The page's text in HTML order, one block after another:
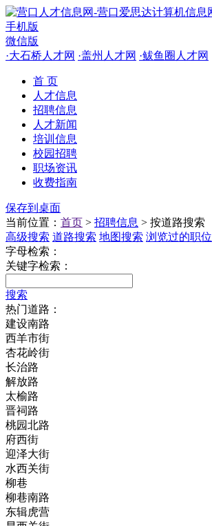
手机版
微信版
·大石桥人才网 ·盖州人才网 ·鲅鱼圈人才网
首 页
人才信息
招聘信息
人才新闻
培训信息
校园招聘
职场资讯
收费指南
保存到桌面
当前位置： 首页 > 招聘信息 > 按道路搜索
高级搜索 道路搜索 地图搜索 浏览过的职位
字母检索：
关键字检索：
搜索
热门道路：
建设南路
西羊市街
杏花岭街
长治路
解放路
太榆路
晋祠路
桃园北路
府西街
迎泽大街
水西关街
柳巷
柳巷南路
东辑虎营